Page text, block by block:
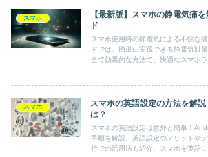
スマホ
【最新版】スマホの静電気痛
ド
スマホ使用時の静電気による不快な
ドでは、簡単に実践できる静電気対
全で効果的な方法で、快適なスマホ
スマホ
スマホの英語設定の方法を解
は？
スマホの英語設定は意外と簡単！
手順を解説。英語設定のメリットや
行での活用法も紹介。スマホを英語